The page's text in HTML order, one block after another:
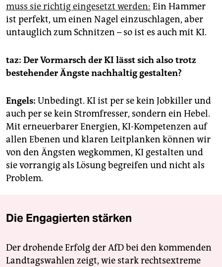
muss sie richtig eingesetzt werden: Ein Hammer
ist perfekt, um einen Nagel einzuschlagen, aber
untauglich zum Schnitzen – so ist es auch mit KI.
taz: Der Vormarsch der KI lässt sich also trotz
bestehender Ängste nachhaltig gestalten?
Engels: Unbedingt. KI ist per se kein Jobkiller und
auch per se kein Stromfresser, sondern ein Hebel.
Mit erneuerbarer Energien, KI-Kompetenzen auf
allen Ebenen und klaren Leitplanken können wir
von den Ängsten wegkommen, KI gestalten und
sie vorrangig als Lösung begreifen und nicht als
Problem.
Die Engagierten stärken
Der drohende Erfolg der AfD bei den kommenden
Landtagswahlen zeigt, wie stark rechtsextreme